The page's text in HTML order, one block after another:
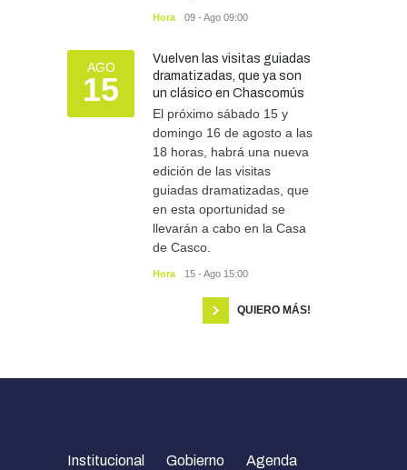
Hora 09 - Ago 09:00
AGO
15
Vuelven las visitas guiadas
dramatizadas, que ya son
un clásico en Chascomús
El próximo sábado 15 y
domingo 16 de agosto a las
18 horas, habrá una nueva
edición de las visitas
guiadas dramatizadas, que
en esta oportunidad se
llevarán a cabo en la Casa
de Casco.
Hora 15 - Ago 15:00
QUIERO MÁS!
Institucional Gobierno Agenda